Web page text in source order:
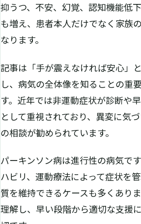
抑うつ、不安、幻覚、認知機能低
も増え、患者本人だけでなく家族
なります。
記事は「手が震えなければ安心」
し、病気の全体像を知ることの重
す。近年では非運動症状が診断や
として重視されており、異変に気
の相談が勧められています。
パーキンソン病は進行性の病気で
ハビリ、運動療法によって症状を
質を維持できるケースも多くあり
理解し、早い段階から適切な支援